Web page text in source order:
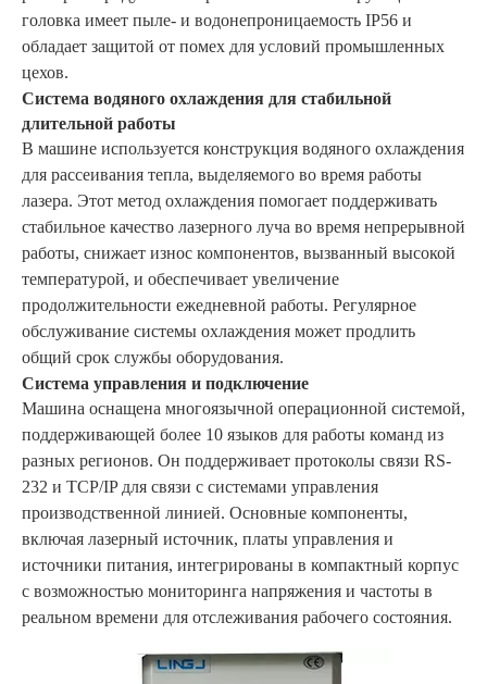
головка имеет пыле- и водонепроницаемость IP56 и
обладает защитой от помех для условий промышленных
цехов.
Система водяного охлаждения для стабильной
длительной работы
В машине используется конструкция водяного охлаждения
для рассеивания тепла, выделяемого во время работы
лазера. Этот метод охлаждения помогает поддерживать
стабильное качество лазерного луча во время непрерывной
работы, снижает износ компонентов, вызванный высокой
температурой, и обеспечивает увеличение
продолжительности ежедневной работы. Регулярное
обслуживание системы охлаждения может продлить
общий срок службы оборудования.
Система управления и подключение
Машина оснащена многоязычной операционной системой,
поддерживающей более 10 языков для работы команд из
разных регионов. Он поддерживает протоколы связи RS-
232 и TCP/IP для связи с системами управления
производственной линией. Основные компоненты,
включая лазерный источник, платы управления и
источники питания, интегрированы в компактный корпус
с возможностью мониторинга напряжения и частоты в
реальном времени для отслеживания рабочего состояния.